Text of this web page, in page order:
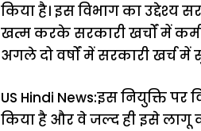
किया है। इस विभाग का
खत्म करके सरकारी खर्चों में कमी
अगले दो वर्षों में सरकारी खर्च
US Hindi News:इस नियुक्ति
किया है और वे जल्द ही इसे लागू